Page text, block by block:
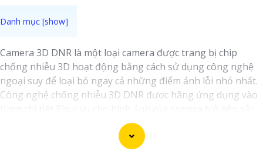
Camera 3D DNR là một loại camera được trang bị chip
chống nhiễu 3D hoạt động bằng cách sử dụng công nghệ
ngoại suy để loại bỏ ngay cả những điểm ảnh lỗi nhỏ nhất.
Công nghệ chống nhiễu 3D DNR được hãng ứng dụng vào
nét, rõ ràng và không bị ảnh hưởng bởi nhiễu hạt.
Với tính năng chống nhiễu 3D DNR camera sẽ giúp bạn
quan sát được hình ảnh chất lượng cao, đặc biệt trong các